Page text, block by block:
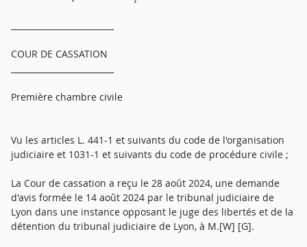
COUR DE CASSATION
Première chambre civile
Vu les articles L. 441-1 et suivants du code de l'organisation
judiciaire et 1031-1 et suivants du code de procédure civile ;
La Cour de cassation a reçu le 28 août 2024, une demande
d'avis formée le 14 août 2024 par le tribunal judiciaire de
Lyon dans une instance opposant le juge des libertés et de la
détention du tribunal judiciaire de Lyon, à M.[W] [G].